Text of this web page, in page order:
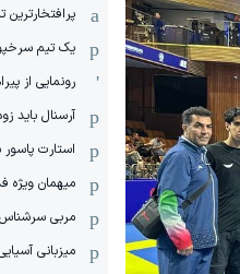
پرافتخارترین
یک تیم
رونمایی از
آرسنال باید
استارت
میهمان ویژه
مربی سرشناس
میزبانی